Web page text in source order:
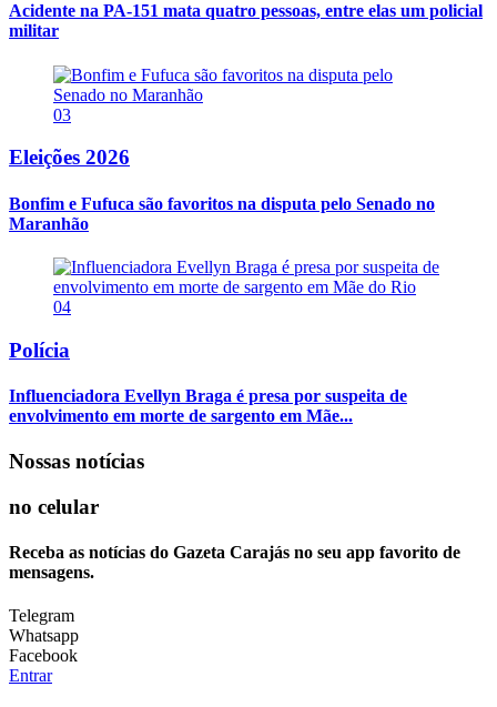
Acidente na PA-151 mata quatro pessoas, entre elas um policial
militar
03
Eleições 2026
Bonfim e Fufuca são favoritos na disputa pelo Senado no
Maranhão
04
Polícia
Influenciadora Evellyn Braga é presa por suspeita de
envolvimento em morte de sargento em Mãe...
Nossas notícias
no celular
Receba as notícias do Gazeta Carajás no seu app favorito de
mensagens.
Telegram
Whatsapp
Facebook
Entrar